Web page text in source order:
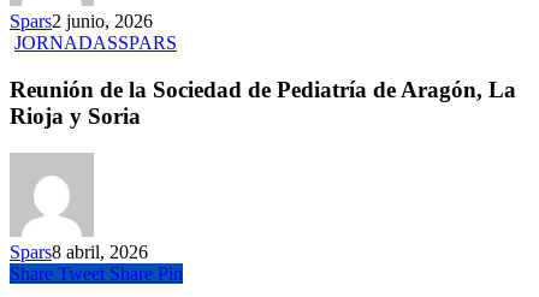
Spars2 junio, 2026
JORNADASSPARS
Reunión de la Sociedad de Pediatría de Aragón, La
Rioja y Soria
Spars8 abril, 2026
Share Tweet Share Pin